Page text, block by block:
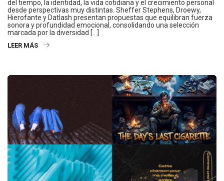
del tiempo, la identidad, la vida cotidiana y el crecimiento personal
desde perspectivas muy distintas. Sheffer Stephens, Droewy,
Hierofante y Datlash presentan propuestas que equilibran fuerza
sonora y profundidad emocional, consolidando una selección
marcada por la diversidad […]
LEER MÁS